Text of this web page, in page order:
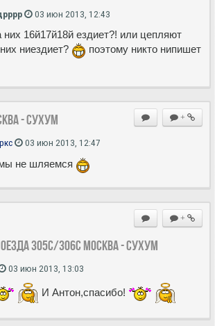
03 июн 2013, 12:43
них 16й17й18й ездиет?! или цепляют
ниездиет?
поэтому никто нипишет
+
- Сухум
03 июн 2013, 12:47
не шляемся
+
305С/306С Москва - Сухум
03 июн 2013, 13:03
И Антон,спасибо!